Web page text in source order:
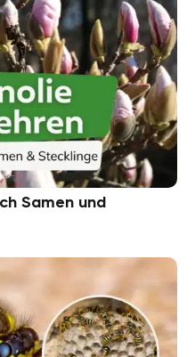
Samen und